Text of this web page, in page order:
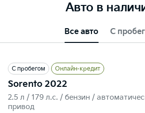
Авто в
Все авто С
С пробегом Онлайн-кредит
Sorento 2022
2.5 л / 179 л.c. / бензин /
привод